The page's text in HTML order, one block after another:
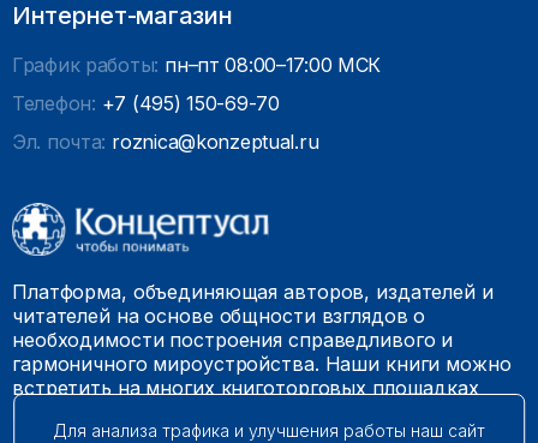
Интернет-магазин
График работы: пн–пт 08:00–17:00 МСК
Телефон: +7 (495) 150-69-70
Эл. почта: roznica@konzeptual.ru
Платформа, объединяющая авторов, издателей и
читателей на основе общности взглядов о
необходимости построения справедливого и
гармоничного мироустройства. Наши книги можно
встретить на многих книготорговых площадках
Для анализа трафика и улучшения работы наш сайт